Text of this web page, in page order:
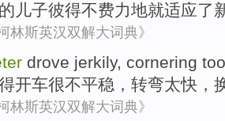
的 儿子彼得不费力地就适应了
林斯英汉双解大词典》
drove jerkily, cornering
开车很不平稳 ， 转弯太快 ，
林斯英汉双解大词典》